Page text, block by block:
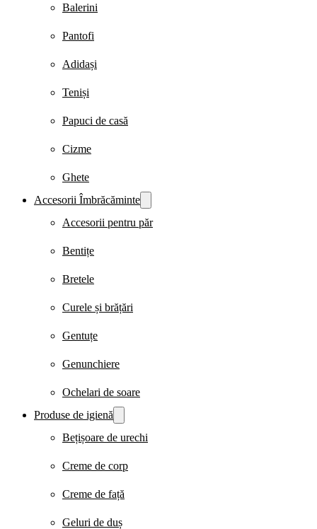
Balerini
Pantofi
Adidași
Teniși
Papuci de casă
Cizme
Ghete
Accesorii Îmbrăcăminte
Accesorii pentru păr
Bentițe
Bretele
Curele și brățări
Gentuțe
Genunchiere
Ochelari de soare
Produse de igienă
Bețișoare de urechi
Creme de corp
Creme de față
Geluri de duș